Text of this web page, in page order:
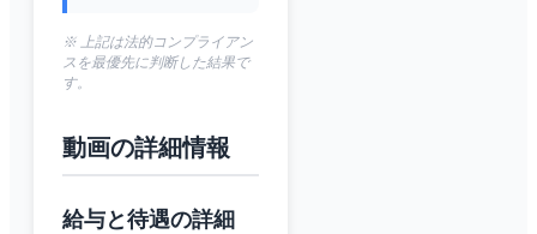
※ 上記は法的コンプライアン
スを最優先に判断した結果で
す。
動画の詳細情報
給与と待遇の詳細